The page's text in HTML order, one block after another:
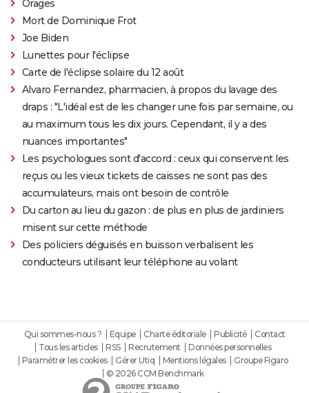
Orages
Mort de Dominique Frot
Joe Biden
Lunettes pour l'éclipse
Carte de l'éclipse solaire du 12 août
Alvaro Fernandez, pharmacien, à propos du lavage des
draps : "L'idéal est de les changer une fois par semaine, ou
au maximum tous les dix jours. Cependant, il y a des
nuances importantes"
Les psychologues sont d'accord : ceux qui conservent les
reçus ou les vieux tickets de caisses ne sont pas des
accumulateurs, mais ont besoin de contrôle
Du carton au lieu du gazon : de plus en plus de jardiniers
misent sur cette méthode
Des policiers déguisés en buisson verbalisent les
conducteurs utilisant leur téléphone au volant
Qui sommes-nous ? Equipe Charte éditoriale Publicité
Contact
Tous les articles
RSS Recrutement
Données personnelles
Paramétrer les cookies
Gérer Utiq Mentions légales
Groupe Figaro
© 2026 CCM Benchmark